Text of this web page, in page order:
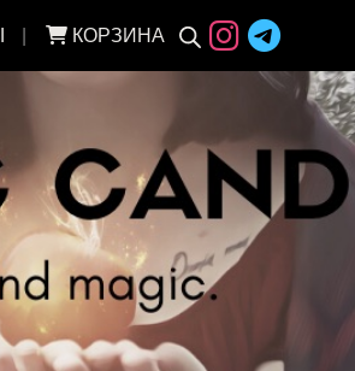
КОРЗИНА